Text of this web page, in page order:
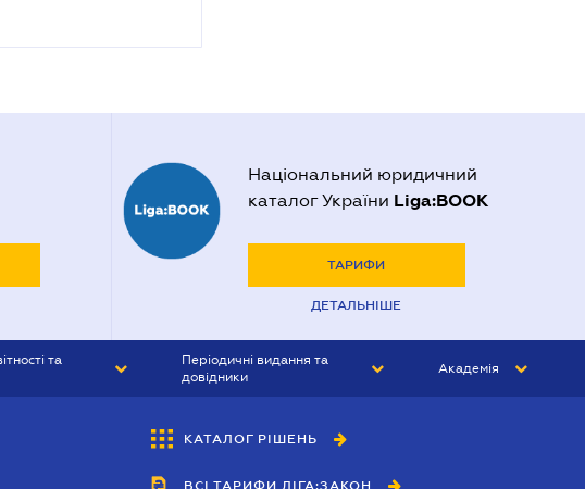
Національний юридичний
каталог України Liga:BOOK
ТАРИФИ
ДЕТАЛЬНІШЕ
та
Періодичні видання та
довідники
БУХГАЛТЕР&ЗАКОН
Академія
КАТАЛОГ РІШЕНЬ
ВСІ ТАРИФИ ЛІГА:ЗАКОН